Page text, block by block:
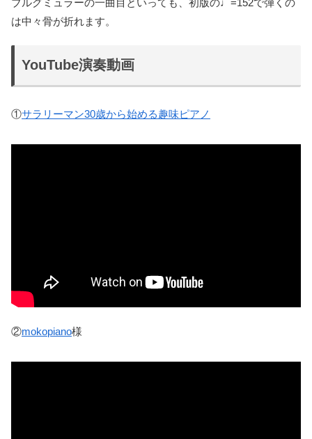
ブルグミュラーの一曲目といっても、初版の♩=152で弾くの
は中々骨が折れます。
YouTube演奏動画
①サラリーマン30歳から始める趣味ピアノ
②mokopiano様